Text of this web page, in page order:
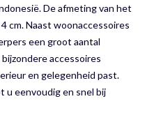
De afmeting van het
cm. Naast woonaccessoires
een groot aantal
accessoires
en gelegenheid past.
u eenvoudig en snel bij